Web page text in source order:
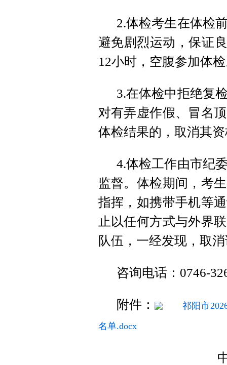
2.体检考生在体检
避免剧烈运动，保证
12小时，空腹参加体
3.在体检中拒绝复
对有弄虚作假、冒名
体检结果的，取消其
4.体检工作由市纪
监督。体检期间，考
指挥，如携带手机等
止以任何方式与外界
队伍，一经发现，取
咨询电话：0746-
附件：
祁阳市
名单.docx